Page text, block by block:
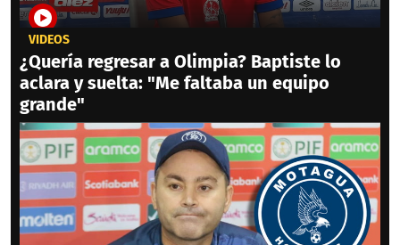
VIDEOS
¿Quería regresar a Olimpia? Baptiste lo
aclara y suelta: "Me faltaba un equipo
grande"